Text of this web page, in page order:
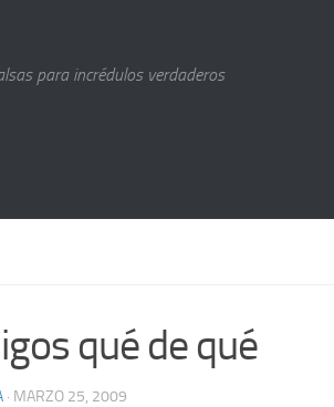
para incrédulos verdaderos
qué de qué
· MARZO 25, 2009